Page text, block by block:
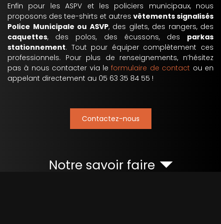
Enfin pour les ASPV et les policiers municipaux, nous
proposons des tee-shirts et autres vêtements signalisés
Police Municipale ou ASVP, des gilets, des rangers, des
caquettes, des polos, des écussons, des parkas
stationnement. Tout pour équiper complètement ces
professionnels. Pour plus de renseignements, n’hésitez
pas à nous contacter via leformulaire de contact ou en
appelant directement au 05 63 35 84 55 !
Contactez-nous
Notre savoir faire